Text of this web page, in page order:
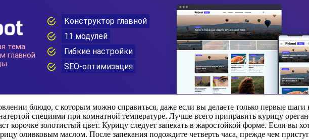
блюдо, с которым можно справиться, даже если вы делаете только первые шаги
натертой специями при комнатной температуре. Лучше всего приправить курицу
корочке золотистый цвет. Курицу следует запекать в жаростойкой форме. Если вы
оливковым маслом. После запекания подождите четверть часа, прежде чем